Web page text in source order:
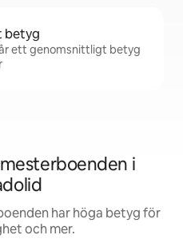
betyg
ett genomsnittligt betyg
i
har höga betyg för
och mer.